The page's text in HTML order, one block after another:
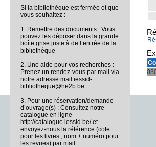
Si la bibliothèque est fermée et que
vous souhaitez :
1. Remettre des documents : Vous
pouvez les déposer dans la grande
boîte grise juste à de l’entrée de la
bibliothèque
2. Une aide pour vos recherches :
Prenez un rendez-vous par mail via
notre adresse mail iessid-
bibliotheque@he2b.be
3. Pour une réservation/demande
d’ouvrage(s) : Consultez notre
catalogue en ligne
http://catalogue.iessid.be/ et
envoyez-nous la référence (cote
pour les livres ; nom + numéro pour
les revues) par mail.